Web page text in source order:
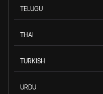
TELUGU
THAI
TURKISH
URDU